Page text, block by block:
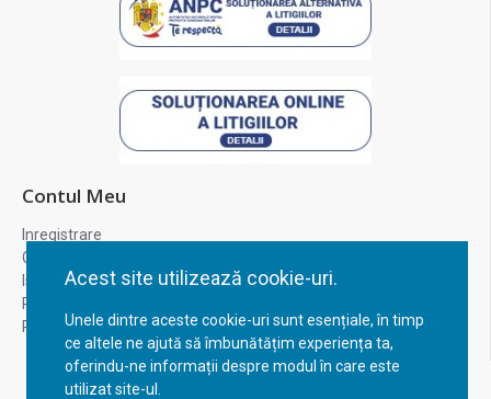
Acest site utilizează cookie-uri.
Unele dintre aceste cookie-uri sunt esențiale, în timp
ce altele ne ajută să îmbunătățim experiența ta,
oferindu-ne informații despre modul în care este
utilizat site-ul.
Contul Meu
Inregistrare
Contul meu
Istoric comenzi
Recuperare parola
Returnare produs